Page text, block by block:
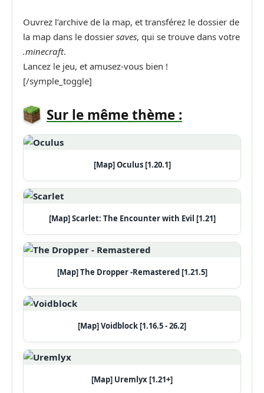
Ouvrez l’archive de la map, et transférez le dossier de
la map dans le dossier saves, qui se trouve dans votre
.minecraft.
Lancez le jeu, et amusez-vous bien !
[/symple_toggle]
Sur le même thème :
[Map] Oculus [1.20.1]
[Map] Scarlet: The Encounter with Evil [1.21]
[Map] The Dropper -Remastered [1.21.5]
[Map] Voidblock [1.16.5 - 26.2]
[Map] Uremlyx [1.21+]